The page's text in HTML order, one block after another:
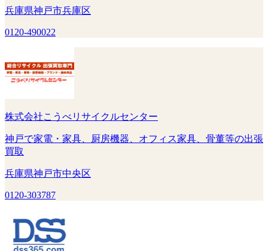
兵庫県神戸市兵庫区
0120-490022
株式会社こうべリサイクルセンター
神戸で家電・家具、厨房機器、オフィス家具、骨董等の出張
買取
兵庫県神戸市中央区
0120-303787